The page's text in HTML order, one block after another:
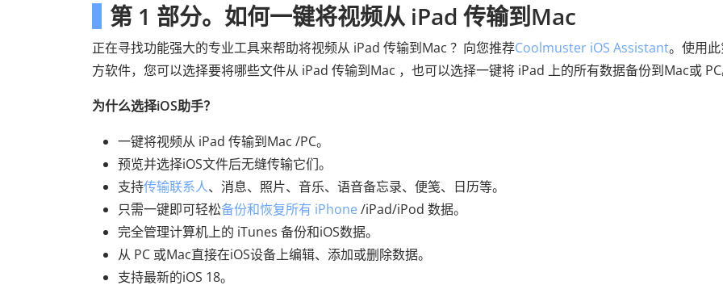
第 1 部分。如何一键将视频从 iPad 传输到Mac
正在寻找功能强大的专业工具来帮助将视频从 iPad 传输到Mac ？向您推荐Coolmuster iOS Assistant。使用
方软件，您可以选择要将哪些文件从 iPad 传输到Mac ，也可以选择一键将 iPad 上的所有数据备份到Mac或
为什么选择iOS助手？
一键将视频从 iPad 传输到Mac /PC。
预览并选择iOS文件后无缝传输它们。
支持传输联系人、消息、照片、音乐、语音备忘录、便笺、日历等。
只需一键即可轻松备份和恢复所有 iPhone /iPad/iPod 数据。
完全管理计算机上的 iTunes 备份和iOS数据。
从 PC 或Mac直接在iOS设备上编辑、添加或删除数据。
支持最新的iOS 18。